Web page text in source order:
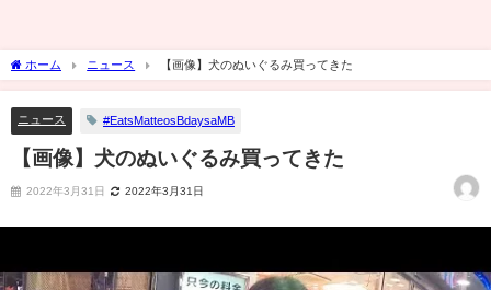
ホーム ニュース 【画像】犬のぬいぐるみ買ってきた
ニュース #EatsMatteosBdaysaMB
【画像】犬のぬいぐるみ買ってきた
2022年3月31日 2022年3月31日